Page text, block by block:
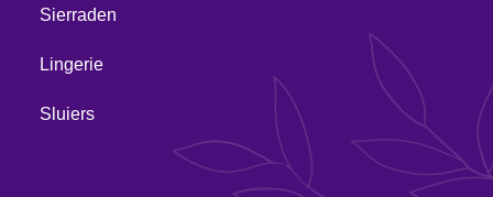
Sierraden
Lingerie
Sluiers